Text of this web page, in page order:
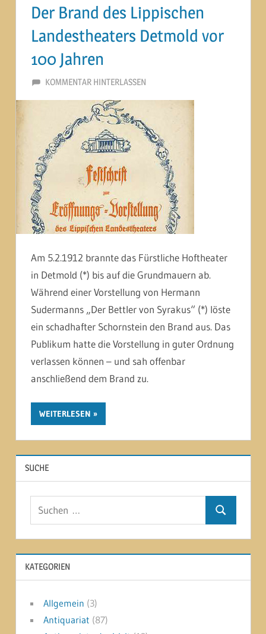
Der Brand des Lippischen
Landestheaters Detmold vor
100 Jahren
19. DEZEMBER 2012
MARTINA BERG
KOMMENTAR HINTERLASSEN
Am 5.2.1912 brannte das Fürstliche Hoftheater
in Detmold (*) bis auf die Grundmauern ab.
Während einer Vorstellung von Hermann
Sudermanns „Der Bettler von Syrakus“ (*) löste
ein schadhafter Schornstein den Brand aus. Das
Publikum hatte die Vorstellung in guter Ordnung
verlassen können – und sah offenbar
anschließend dem Brand zu.
WEITERLESEN
SUCHE
Suchen
KATEGORIEN
Allgemein (3)
Antiquariat (87)